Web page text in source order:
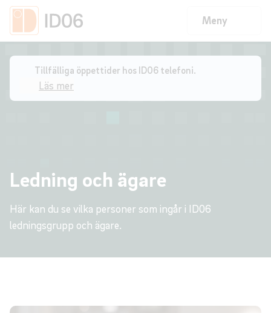
Meny
Tillfälliga öppettider hos ID06 telefoni.
Läs mer
/ Om oss / Ledning och ägare
Ledning och ägare
Här kan du se vilka personer som ingår i ID06
ledningsgrupp och ägare.